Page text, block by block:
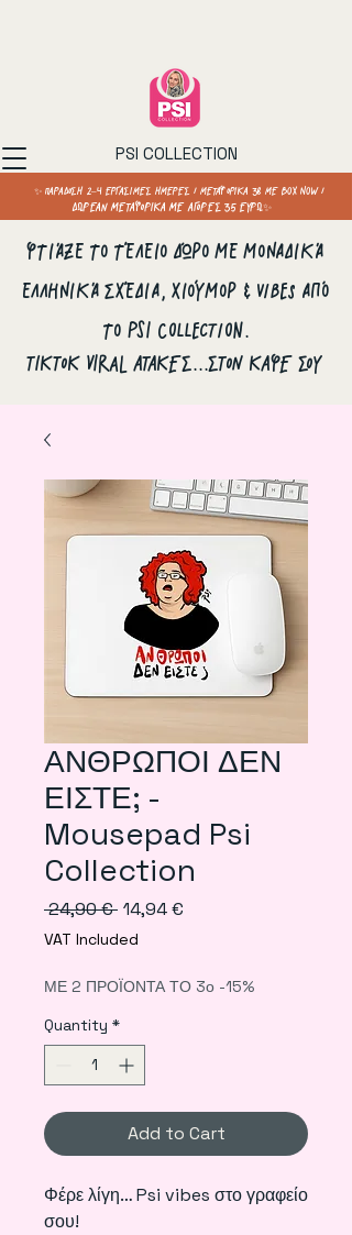
PSI COLLECTION
✨ ΠΑΡΑΔΟΣΗ 2–4 ΕΡΓΑΣΙΜΕΣ ΗΜΕΡΕΣ / ΜΕΤΑΦΟΡΙΚΑ 3€ ΜΕ BOX NOW /
ΔΩΡΕΑΝ ΜΕΤΑΦΟΡΙΚΑ ΜΕ ΑΓΟΡΕΣ 35 ΕΥΡΩ✨
Φτιάξε το τέλειο δώρο με μοναδικά
ελληνικά σχέδια, χιούμορ & vibes από
το PSI Collection.
ΤΙΚΤΟΚ VIRAL ΑΤΑΚΕΣ...ΣΤΟΝ ΚΑΦΕ ΣΟΥ
ΑΝΘΡΩΠΟΙ ΔΕΝ
ΕΙΣΤΕ; -
Mousepad Psi
Collection
24,90 € Regular
Price
14,94 €
VAT Included
ΜΕ 2 ΠΡΟΪΟΝΤΑ ΤΟ 3ο -15%
Quantity *
Add to Cart
Φέρε λίγη… Psi vibes στο γραφείο
σου!